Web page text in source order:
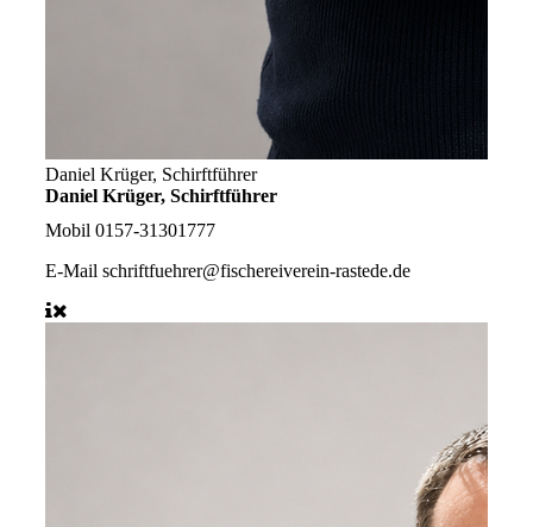
Daniel Krüger, Schirftführer
Daniel Krüger, Schirftführer
Mobil 0157-31301777
E-Mail schriftfuehrer@fischereiverein-rastede.de